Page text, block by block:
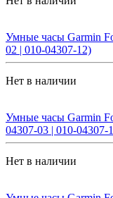
Умные часы Garmin
02 | 010-04307-12)
Нет в наличии
Умные часы Garmin
04307-03 | 010-04307-
Нет в наличии